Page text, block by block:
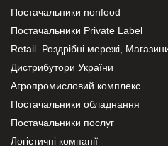
Постачальники nonfood
Постачальники Private Label
Retail. Роздрібні мережі,
Дистрибутори України
Агропромисловий комплекс
Постачальники обладнання
Постачальники послуг
Логістичні компанії